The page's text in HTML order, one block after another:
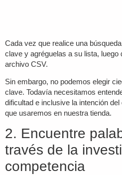
Cada vez que realice una
clave y agréguelas a su lista, luego
archivo CSV.
Sin embargo, no podemos elegir
clave. Todavía necesitamos
dificultad e inclusive la intención
que usaremos en nuestra tienda.
2. Encuentre
través de la
competencia